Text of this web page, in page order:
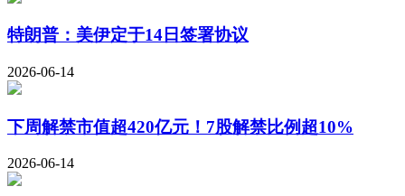
特朗普：美伊定于14日签署协议
2026-06-14
下周解禁市值超420亿元！7股解禁比例超10%
2026-06-14